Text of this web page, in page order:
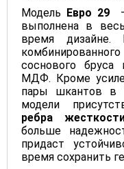
Модель Евро 29
выполнена в
время дизайне.
соснового бруса
МДФ. Кроме
пары шкантов в
модели
ребра
больше
придаст
время сохранить